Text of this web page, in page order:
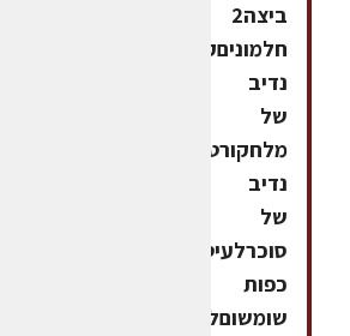
ביצה2
חלמוניםקורט
נדיב
של
מלחקורט
נדיב
של
כפות
שומשוםלחמאת